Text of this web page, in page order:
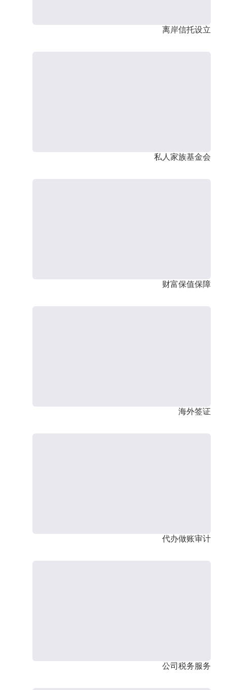
离岸信托设立
私人家族基金会
财富保值保障
海外签证
代办做账审计
公司税务服务